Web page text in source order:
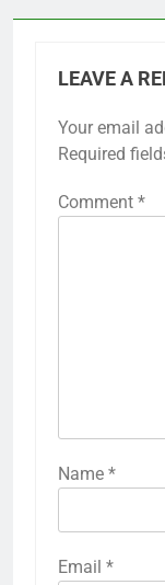
LEAVE A
Your email
Required
Comment *
Name *
Email *